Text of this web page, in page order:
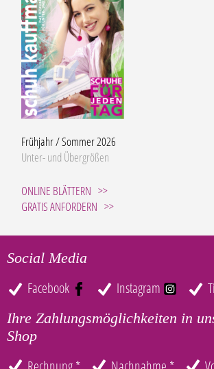
Frühjahr / Sommer 2026
Unter- und Übergrößen
ONLINE BLÄTTERN
GRATIS ANFORDERN
Social Media
Facebook Instagram
Ihre Zahlungsmöglichkeiten in
Shop